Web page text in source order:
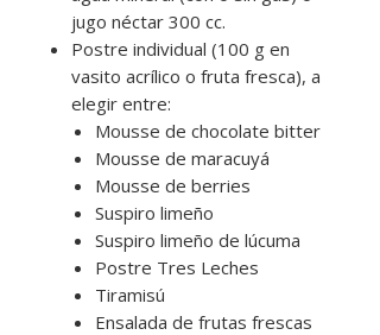
jugo néctar 300 cc.
Postre individual (100 g en
vasito acrílico o fruta fresca), a
elegir entre:
Mousse de chocolate bitter
Mousse de maracuyá
Mousse de berries
Suspiro limeño
Suspiro limeño de lúcuma
Postre Tres Leches
Tiramisú
Ensalada de frutas frescas